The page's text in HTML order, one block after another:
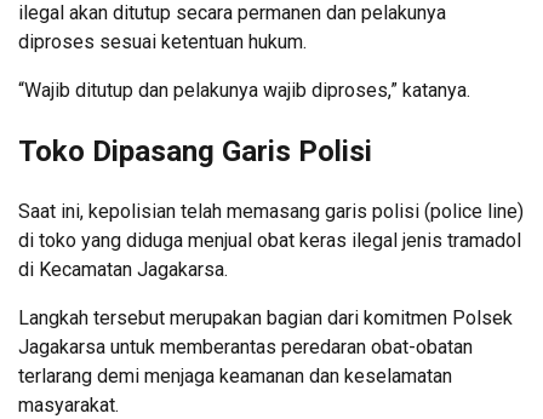
ilegal akan ditutup secara permanen dan pelakunya
diproses sesuai ketentuan hukum.
“Wajib ditutup dan pelakunya wajib diproses,” katanya.
Toko Dipasang Garis Polisi
Saat ini, kepolisian telah memasang garis polisi (police line)
di toko yang diduga menjual obat keras ilegal jenis tramadol
di Kecamatan Jagakarsa.
Langkah tersebut merupakan bagian dari komitmen Polsek
Jagakarsa untuk memberantas peredaran obat-obatan
terlarang demi menjaga keamanan dan keselamatan
masyarakat.